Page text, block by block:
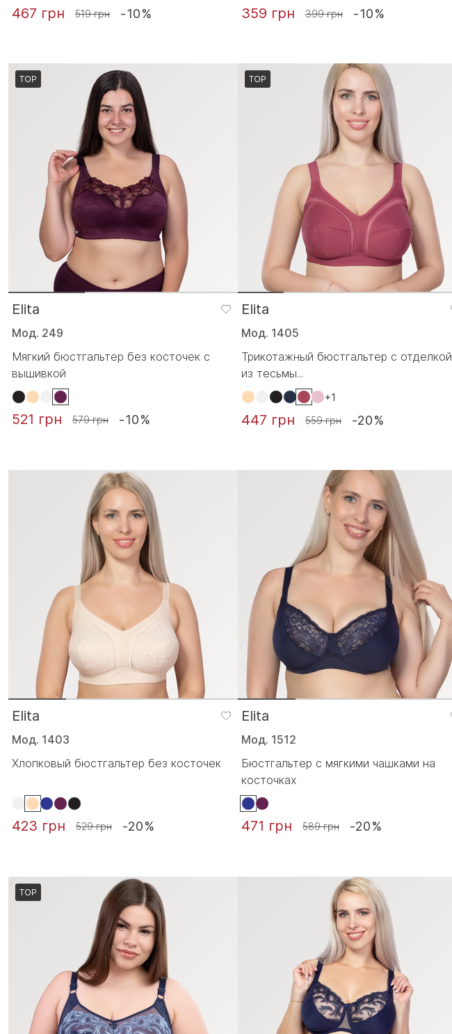
467 грн 519 грн -10% 359 грн 399 грн -10%
TOP
Elita
Мод. 249
Мягкий бюстгальтер без косточек с
вышивкой
521 грн 579 грн -10%
TOP
Elita
Мод. 1405
Трикотажный бюстгальтер с отделкой
из тесьмы...
+1
447 грн 559 грн -20%
Elita
Мод. 1403
Хлопковый бюстгальтер без косточек
423 грн 529 грн -20%
Elita
Мод. 1512
Бюстгальтер с мягкими чашками на
косточках
471 грн 589 грн -20%
TOP